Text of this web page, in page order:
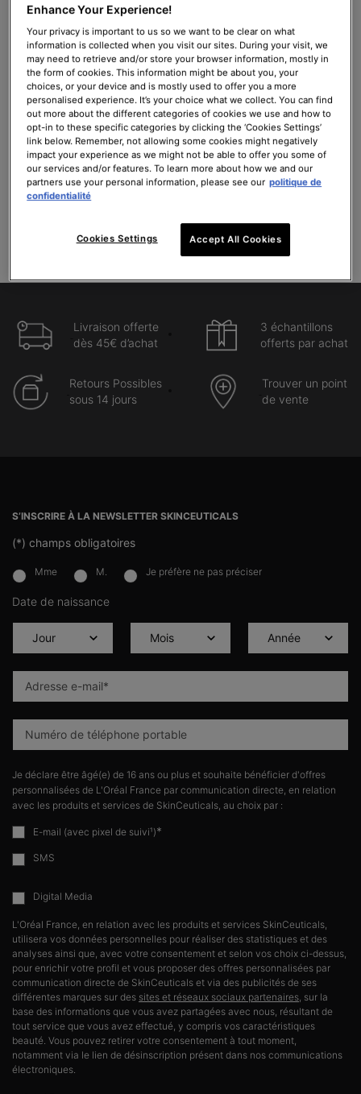
A.G.E. Interrupter Ultra Serum
Sérum multi-correcteur pour la
peau
Une taille disponible
30ml
179,00 €
AJOUTER AU PANIER
A.G.E. INTERRUPTER ULTRA SERUM
C Pure
Sérum antioxydant rides et fermeté
Une taille disponible
30ml
176,00 €
AJOUTER AU PANIER
C E FERULIC
Livraison offerte
dès 45€ d’achat
3 échantillons
offerts par achat
Retours Possibles
sous 14 jours
Trouver un point
de vente
S’INSCRIRE À LA NEWSLETTER SKINCEUTICALS
(*) champs obligatoires
newslettersignup.title.legend
Mme M. Je préfère ne pas préciser
Date de naissance
Adresse e-mail*
Numéro de téléphone portable
Je déclare être âgé(e) de 16 ans ou plus et souhaite bénéficier d'offres
personnalisées de L'Oréal France par communication directe, en relation
avec les produits et services de SkinCeuticals, au choix par :
E-mail (avec pixel de suivi¹)*
SMS
Digital Media
L'Oréal France, en relation avec les produits et services SkinCeuticals,
utilisera vos données personnelles pour réaliser des statistiques et des
analyses ainsi que, avec votre consentement et selon vos choix ci-dessus,
pour enrichir votre profil et vous proposer des offres personnalisées par
communication directe de SkinCeuticals et via des publicités de ses
différentes marques sur des sites et réseaux sociaux partenaires, sur la
base des informations que vous avez partagées avec nous, résultant de
tout service que vous avez effectué, y compris vos caractéristiques
beauté. Vous pouvez retirer votre consentement à tout moment,
notamment via le lien de désinscription présent dans nos communications
électroniques.
Enhance Your Experience!
Your privacy is important to us so we want to be clear on what
information is collected when you visit our sites. During your visit, we
may need to retrieve and/or store your browser information, mostly in
the form of cookies. This information might be about you, your
choices, or your device and is mostly used to offer you a more
personalised experience. It’s your choice what we collect. You can find
out more about the different categories of cookies we use and how to
opt-in to these specific categories by clicking the ‘Cookies Settings’
link below. Remember, not allowing some cookies might negatively
impact your experience as we might not be able to offer you some of
our services and/or features. To learn more about how we and our
partners use your personal information, please see our politique de
confidentialité
Cookies Settings Accept All Cookies